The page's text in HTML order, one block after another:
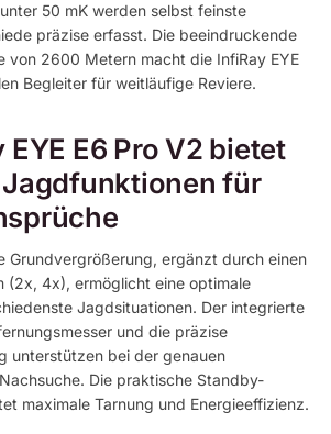
50 mK werden selbst feinste
präzise erfasst. Die beeindruckende
von 2600 Metern macht die InfiRay EYE
Begleiter für weitläufige Reviere.
EYE E6 Pro V2 bietet
für
Grundvergrößerung, ergänzt durch einen
(2x, 4x), ermöglicht eine optimale
Jagdsituationen. Der integrierte
und die präzise
unterstützen bei der genauen
Die praktische Standby-
maximale Tarnung und Energieeffizienz.